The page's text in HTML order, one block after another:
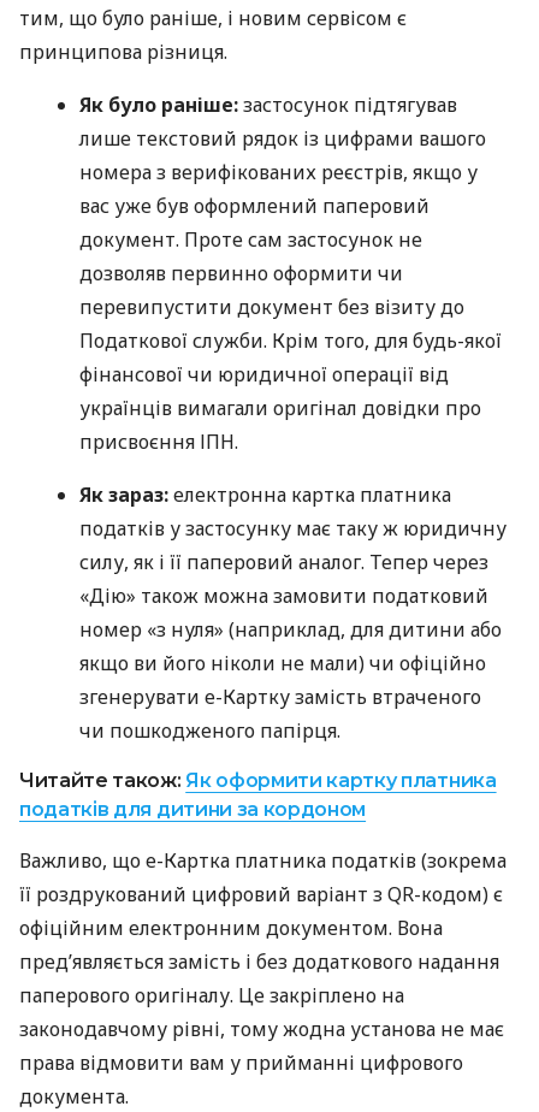
тим, що було раніше, і новим сервісом є
принципова різниця.
Як було раніше:застосунок підтягував
лише текстовий рядок із цифрами вашого
номера з верифікованих реєстрів, якщо у
вас уже був оформлений паперовий
документ. Проте сам застосунок не
дозволяв первинно оформити чи
перевипустити документ без візиту до
Податкової служби. Крім того, для будь-якої
фінансової чи юридичної операції від
українців вимагали оригінал довідки про
присвоєння ІПН.
Якзараз:електронна картка платника
податків у застосунку має таку ж юридичну
силу, як і її паперовий аналог. Тепер через
«Дію» також можна замовити податковий
номер «з нуля» (наприклад, для дитини або
якщо ви його ніколи не мали) чи офіційно
згенерувати е-Картку замість втраченого
чи пошкодженого папірця.
Читайте також: Як оформити картку платника
податків для дитини за кордоном
Важливо, що е-Картка платника податків (зокрема
її роздрукований цифровий варіант з QR-кодом) є
офіційним електронним документом. Вона
пред’являється замість і без додаткового надання
паперового оригіналу. Це закріплено на
законодавчому рівні, тому жодна установа не має
права відмовити вам у прийманні цифрового
документа.